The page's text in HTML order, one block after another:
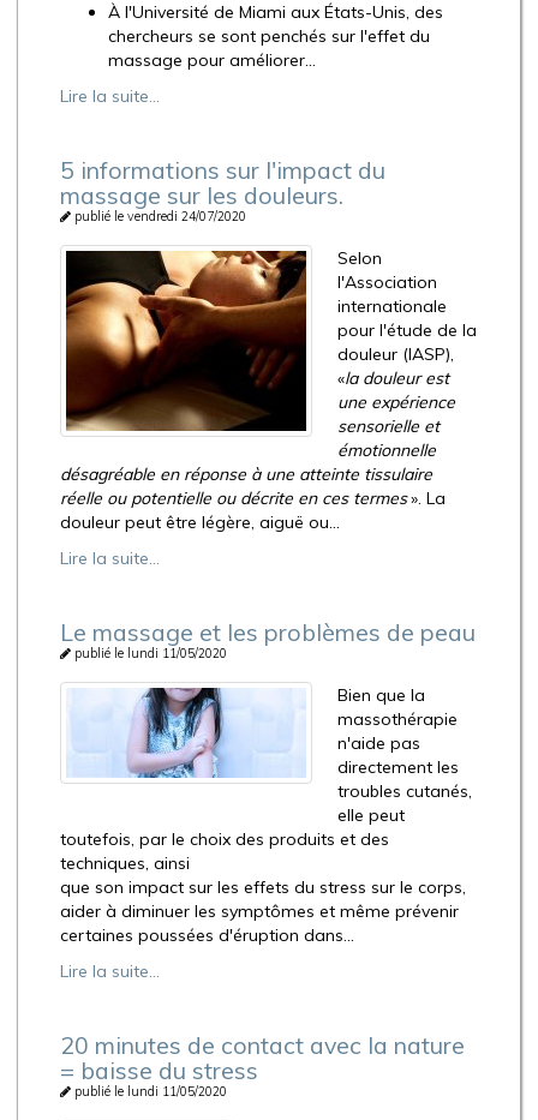
À l'Université de Miami aux États-Unis, des
chercheurs se sont penchés sur l'effet du
massage pour améliorer...
Lire la suite...
5 informations sur l'impact du
massage sur les douleurs.
publié le vendredi 24/07/2020
Selon
l'Association
internationale
pour l'étude de la
douleur (IASP),
«la douleur est
une expérience
sensorielle et
émotionnelle
désagréable en réponse à une atteinte tissulaire
réelle ou potentielle ou décrite en ces termes». La
douleur peut être légère, aiguë ou...
Lire la suite...
Le massage et les problèmes de peau
publié le lundi 11/05/2020
Bien que la
massothérapie
n'aide pas
directement les
troubles cutanés,
elle peut
toutefois, par le choix des produits et des
techniques, ainsi
que son impact sur les effets du stress sur le corps,
aider à diminuer les symptômes et même prévenir
certaines poussées d'éruption dans...
Lire la suite...
20 minutes de contact avec la nature
= baisse du stress
publié le lundi 11/05/2020